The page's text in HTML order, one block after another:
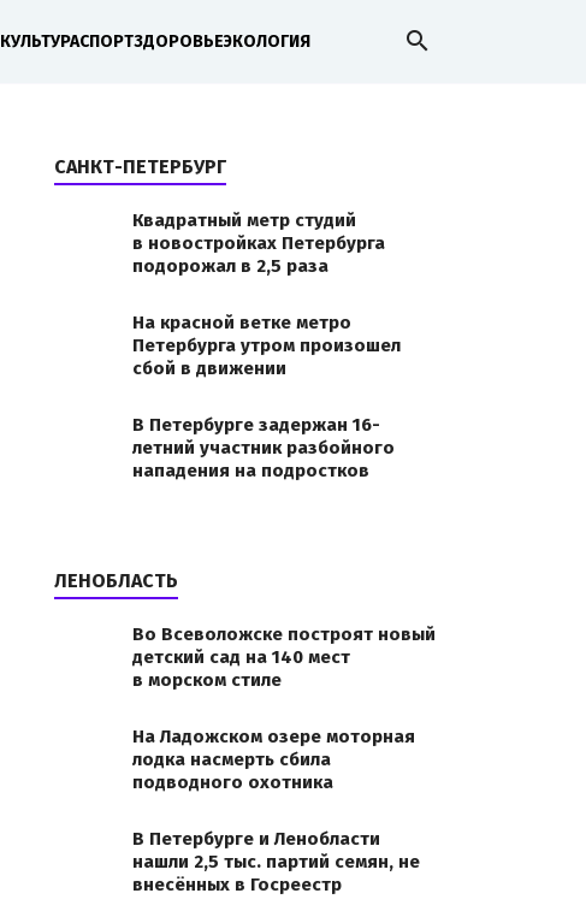
КУЛЬТУРАСПОРТЗДОРОВЬЕЭКОЛОГИЯ search
САНКТ-ПЕТЕРБУРГ
Квадратный метр студий
в новостройках Петербурга
подорожал в 2,5 раза
На красной ветке метро
Петербурга утром произошел
сбой в движении
В Петербурге задержан 16-
летний участник разбойного
нападения на подростков
ЛЕНОБЛАСТЬ
Во Всеволожске построят новый
детский сад на 140 мест
в морском стиле
На Ладожском озере моторная
лодка насмерть сбила
подводного охотника
В Петербурге и Ленобласти
нашли 2,5 тыс. партий семян, не
внесённых в Госреестр